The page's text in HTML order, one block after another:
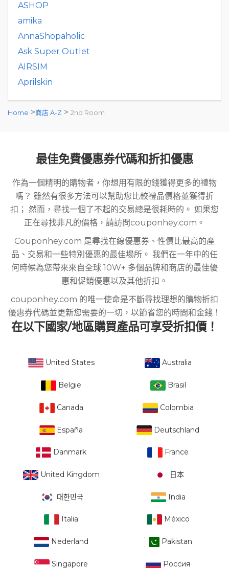
ASHOP
amika
AnnaShopaholic
Ask Super Outlet
AIRSIM
Aprilskin
Home >商店 A-Z > 2nd Room
最佳免費優惠券代碼和折扣優惠
作為一個精明的購物者，你想用有限的錢獲得更多的禮物
嗎？ 雖然有很多方法可以幫助您比較禮品價格並獲得折
扣； 然而，尋找一個了不起的交易總是很耗時的。 如果您
正在尋找非凡的價格，請訪問couponhey.com。
Couponhey.com 是尋找在線優惠券、性價比最高的產
品、交易和一些特別優惠的最佳場所。 我們在一年中的任
何時候為您帶來來自全球 10W+ 多個品牌和商店的最佳優
惠和促銷優惠以及其他折扣。
couponhey.com 的唯一使命是不斷尋找理想的購物折扣
優惠券代碼並更新您需要的一切，以節省您的時間和金錢！
在以下國家/地區購買產品可享受折扣價！
United States Australia
Belgie Brasil
Canada Colombia
España Deutschland
Danmark France
United Kingdom 日本
대한민국 India
Italia México
Nederland Pakistan
Singapore Россия